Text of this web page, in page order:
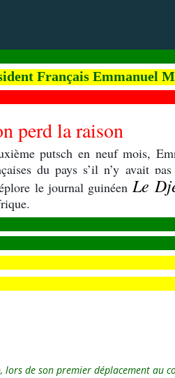
Français Emmanuel
perd la raison
putsch en neuf mois,
du pays s’il n’y avait
le journal guinéen Le
de son premier déplacement au